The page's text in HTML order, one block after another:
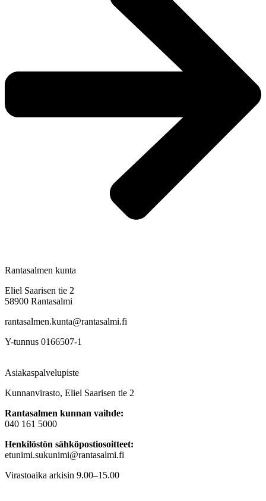
Rantasalmen kunta
Eliel Saarisen tie 2
58900 Rantasalmi
rantasalmen.kunta@rantasalmi.fi
Y-tunnus 0166507-1
Asiakaspalvelupiste
Kunnanvirasto, Eliel Saarisen tie 2
Rantasalmen kunnan vaihde:
040 161 5000
Henkilöstön sähköpostiosoitteet:
etunimi.sukunimi@rantasalmi.fi
Virastoaika arkisin 9.00–15.00